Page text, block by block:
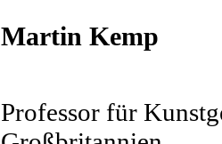
Martin Kemp
Professor für